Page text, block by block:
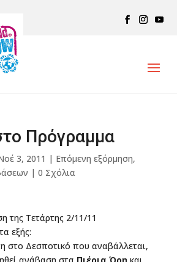
Πρόγραμμα
3, 2011 | Επόμενη εξόρμηση,
| 0 Σχόλια
της Τετάρτης 2/11/11
εξής:
στο Δεσποτικό που αναβάλλεται,